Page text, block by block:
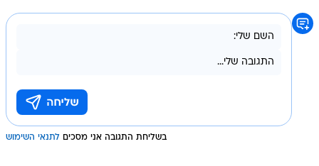
בשליחת התגובה אני מסכים לתנאי השימוש